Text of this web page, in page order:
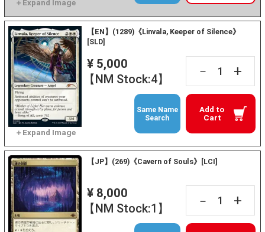
【EN】(1289)《Linvala, Keeper of Silence》
[SLD]
¥ 5,000
【NM Stock:4】
－ +
Add to
Cart
Same Name
Search
【JP】(269)《Cavern of Souls》[LCI]
¥ 8,000
【NM Stock:1】
－ +